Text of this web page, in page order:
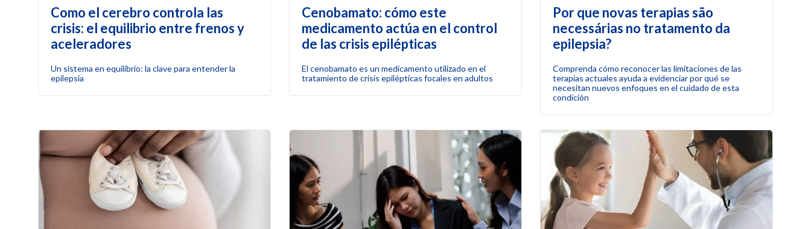
Como el cerebro controla las
crisis: el equilibrio entre frenos y
aceleradores
Un sistema en equilibrio: la clave para entender la
epilepsia
Cenobamato: cómo este
medicamento actúa en el control
de las crisis epilépticas
El cenobamato es un medicamento utilizado en el
tratamiento de crisis epilépticas focales en adultos
Por que novas terapias são
necessárias no tratamento da
epilepsia?
Comprenda cómo reconocer las limitaciones de las
terapias actuales ayuda a evidenciar por qué se
necesitan nuevos enfoques en el cuidado de esta
condición